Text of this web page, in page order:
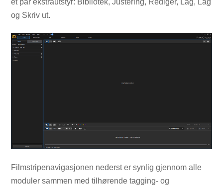
og Skriv ut.
Filmstripenavigasjonen nederst er synlig gjennom alle
moduler sammen med tilhørende tagging- og